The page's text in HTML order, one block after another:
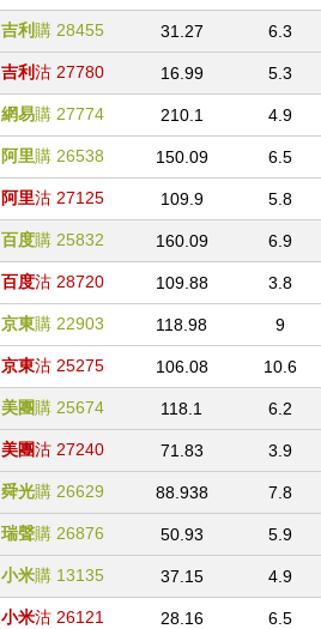
吉利 購 28455 31.27 6.3
吉利沽 27780 16.99 5.3
網易購 27774 210.1 4.9
阿里購 26538 150.09 6.5
阿里沽 27125 109.9 5.8
百度購 25832 160.09 6.9
百度沽 28720 109.88 3.8
京東購 22903 118.98 9
京東沽 25275 106.08 10.6
美團購 25674 118.1 6.2
美團沽 27240 71.83 3.9
舜光購 26629 88.938 7.8
瑞聲購 26876 50.93 5.9
小米購 13135 37.15 4.9
小米沽 26121 28.16 6.5